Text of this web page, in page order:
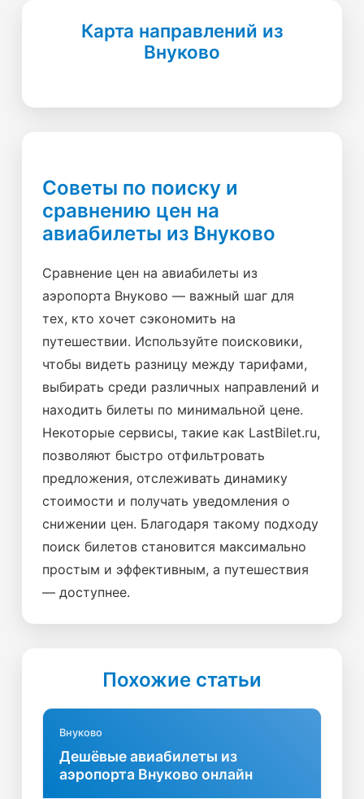
Карта направлений из
Внуково
Советы по поиску и
сравнению цен на
авиабилеты из Внуково
Сравнение цен на авиабилеты из
аэропорта Внуково — важный шаг для
тех, кто хочет сэкономить на
путешествии. Используйте поисковики,
чтобы видеть разницу между тарифами,
выбирать среди различных направлений и
находить билеты по минимальной цене.
Некоторые сервисы, такие как LastBilet.ru,
позволяют быстро отфильтровать
предложения, отслеживать динамику
стоимости и получать уведомления о
снижении цен. Благодаря такому подходу
поиск билетов становится максимально
простым и эффективным, а путешествия
— доступнее.
Похожие статьи
Внуково
Дешёвые авиабилеты из
аэропорта Внуково онлайн